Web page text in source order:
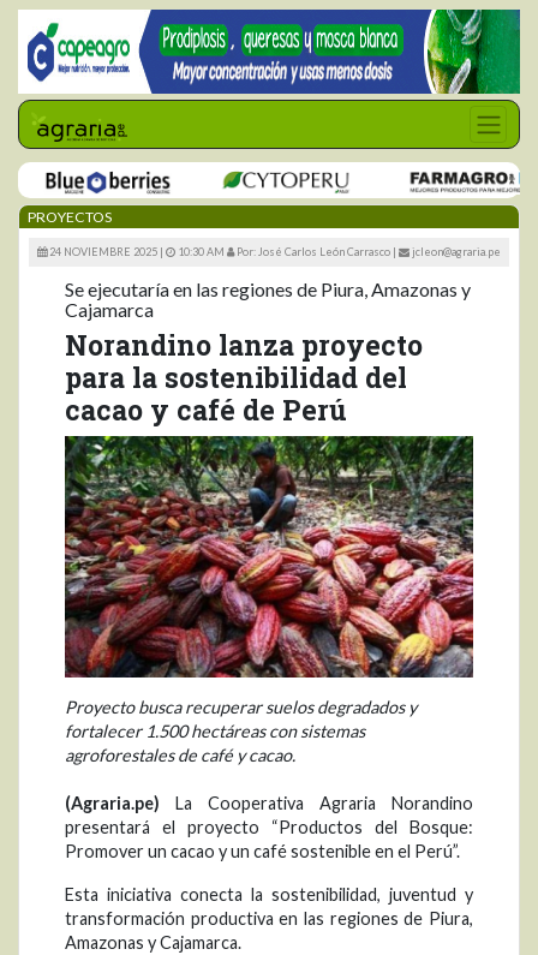
PROYECTOS
24 NOVIEMBRE 2025 | 10:30 AM Por: José Carlos León Carrasco | jcleon@agraria.pe
Se ejecutaría en las regiones de Piura, Amazonas y
Cajamarca
Norandino lanza proyecto
para la sostenibilidad del
cacao y café de Perú
Proyecto busca recuperar suelos degradados y
fortalecer 1.500 hectáreas con sistemas
agroforestales de café y cacao.
(Agraria.pe) La Cooperativa Agraria Norandino
presentará el proyecto “Productos del Bosque:
Promover un cacao y un café sostenible en el Perú”.
Esta iniciativa conecta la sostenibilidad, juventud y
transformación productiva en las regiones de Piura,
Amazonas y Cajamarca.